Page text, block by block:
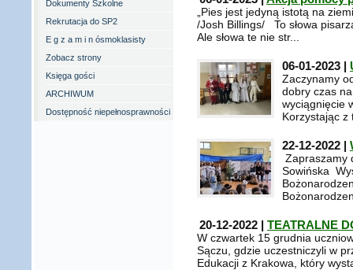
Dokumenty Szkolne
Rekrutacja do SP2
E g z a m i n ósmoklasisty
Zobacz strony
Księga gości
ARCHIWUM
Dostępność niepełnosprawności
„Pies jest jedyną istotą na
/Josh Billings/ To słowa
Ale słowa te nie str...
06-01-2023 |
Zaczynamy
dobry czas
wyciągnięcie
Korzystając z
22-12-2022 |
Zapraszamy
Sowińska
20-12-2022 | TEATRALNE
W czwartek 15 grudnia
Sączu, gdzie uczestniczyli w
Edukacji z Krakowa, który